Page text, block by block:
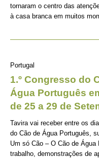
tornaram o centro das
à casa branca em muitos
Portugal
1.º Congresso do
Água Português
de 25 a 29 de
Tavira vai receber entre os
do Cão de Água Português,
Um só Cão – O Cão de
trabalho, demonstrações de